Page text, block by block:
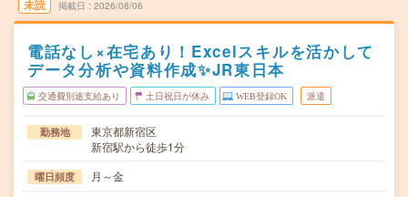
未読 掲載日 2026/08/06
電話なし×在宅あり！Excelスキルを活かして
データ分析や資料作成✨JR東日本
交通費別途支給あり 土日祝日が休み WEB登録OK 派遣
勤務地
東京都新宿区
新宿駅から徒歩1分
曜日頻度 月～金